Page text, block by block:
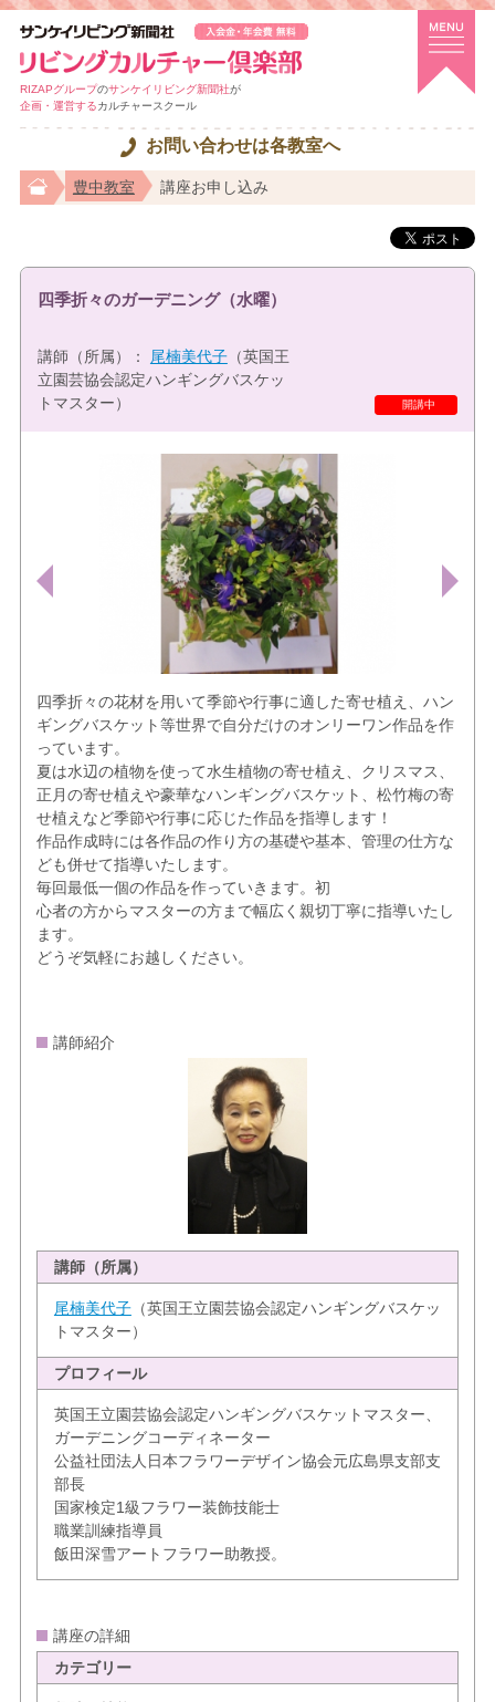
RIZAPグループのサンケイリビング新聞社が
企画・運営するカルチャースクール
お問い合わせは各教室へ
豊中教室 講座お申し込み
特選講座
開講中
四季折々のガーデニング（水曜）
講師（所属）： 尾楠美代子（英国王
立園芸協会認定ハンギングバスケッ
トマスター）
四季折々の花材を用いて季節や行事に適した寄せ植え、ハン
ギングバスケット等世界で自分だけのオンリーワン作品を作
っています。
夏は水辺の植物を使って水生植物の寄せ植え、クリスマス、
正月の寄せ植えや豪華なハンギングバスケット、松竹梅の寄
せ植えなど季節や行事に応じた作品を指導します！
作品作成時には各作品の作り方の基礎や基本、管理の仕方な
ども併せて指導いたします。
毎回最低一個の作品を作っていきます。初
心者の方からマスターの方まで幅広く親切丁寧に指導いたし
ます。
どうぞ気軽にお越しください。
講師紹介
講師（所属）
尾楠美代子（英国王立園芸協会認定ハンギングバスケッ
トマスター）
プロフィール
英国王立園芸協会認定ハンギングバスケットマスター、
ガーデニングコーディネーター
公益社団法人日本フラワーデザイン協会元広島県支部支
部長
国家検定1級フラワー装飾技能士
職業訓練指導員
飯田深雪アートフラワー助教授。
講座の詳細
カテゴリー